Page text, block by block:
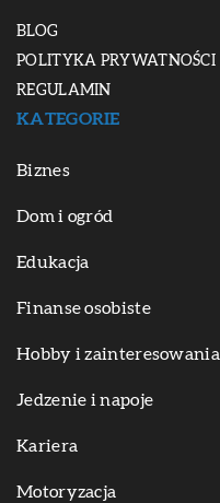
BLOG
POLITYKA PRYWATNOŚCI
REGULAMIN
KATEGORIE
Biznes
Dom i ogród
Edukacja
Finanse osobiste
Hobby i zainteresowania
Jedzenie i napoje
Kariera
Motoryzacja